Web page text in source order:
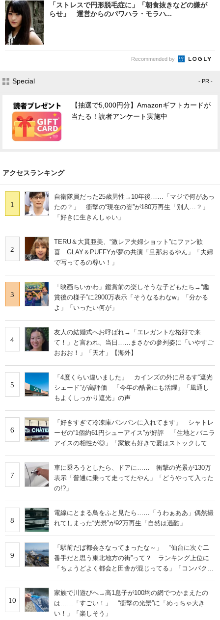
「ストレスで円形脱毛症に」「朝食抜きなどの嫌が
らせ」 運営からのパワハラ・モラハ...
Recommended by
Special - PR -
【抽選で5,000円分】Amazonギフトカードが
当たる！読者アンケート実施中
アクセスランキング
1
自衛隊員だった25歳男性→10年後……「マジで何があっ
たの？」 衝撃の“現在の姿”が180万再生「別人…？」
「好きに生きんしゃい」
2
TERU＆大貫亜美、“激レア夫婦ショット”にファン歓
喜 GLAY＆PUFFYが夢の共演「旦那おるやん」「夫婦
で写ってるの尊い！」
3
「映画ちいかわ」鑑賞前の楽しそうな子どもたち→“鑑
賞後の様子”に2900万表示「そうなるわなw」「分かる
よ」「いったい何が」
4
友人の結婚式へお呼ばれ→「エレガントな格好で来
て！」と言われ、当日……まさかの参列姿に「いやすご
おおお！」「天才」【海外】
5
「4度くらい違いました」 カインズの外に吊るす“遮光
シェード”が高評価 「今年の酷暑にも活躍」「風通し
もよくしっかり遮光」の声
6
「好きすぎて冷凍庫パンパンに入れてます」 シャトレ
ーゼの“1個約61円シューアイス”が好評 「生地とバニラ
アイスの相性が◎」「家族も好きで夏はストックして
7
車に乗ろうとしたら、ドアに…… 衝撃の光景が130万
表示「普通に乗って走ってたやん」「どうやって入った
の!?」
8
電線にとまる鳥をふと見たら……「うわぁああ」偶然撮
れてしまった“光景”が92万再生「自然は過酷」
9
「駅前だば都会さなってまったな～」 “仙台に次ぐ二
番手だと思う東北地方の街”って？ ランキング上位に
「ちょうどよく都会と田舎が混じってる」「コンパクト
10
家族で川遊びへ→高1息子が100均の網でつかまえたの
は……「すごい！」 “衝撃の光景”に「めっちゃ大き
い！」「楽しそう」